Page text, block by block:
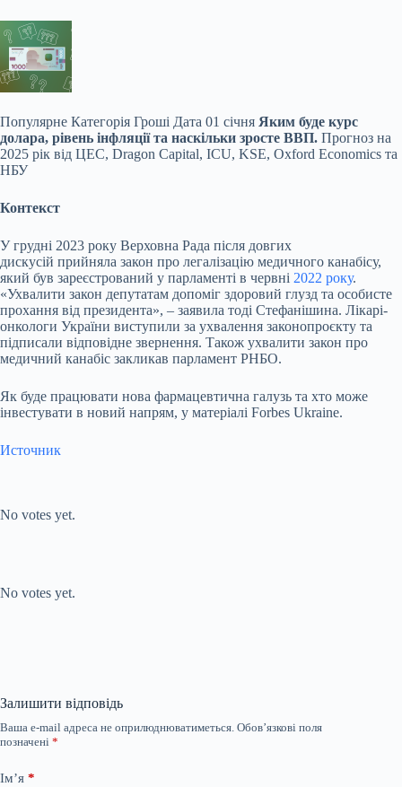
Популярне Категорія Гроші Дата 01 січня Яким буде курс
долара, рівень інфляції та наскільки зросте ВВП. Прогноз на
2025 рік від ЦЕС, Dragon Capital, ICU, KSE, Oxford Economics та
НБУ
Контекст
У грудні 2023 року Верховна Рада після довгих
дискусій прийняла закон про легалізацію медичного канабісу,
який був зареєстрований у парламенті в червні 2022 року.
«Ухвалити закон депутатам допоміг здоровий глузд та особисте
прохання від президента», – заявила тоді Стефанішина. Лікарі-
онкологи України виступили за ухвалення законопроєкту та
підписали відповідне звернення. Також ухвалити закон про
медичний канабіс закликав парламент РНБО.
Як буде працювати нова фармацевтична галузь та хто може
інвестувати в новий напрям, у матеріалі Forbes Ukraine.
Источник
No votes yet.
No votes yet.
Залишити відповідь
Ваша e-mail адреса не оприлюднюватиметься. Обов’язкові поля
позначені *
Ім’я *